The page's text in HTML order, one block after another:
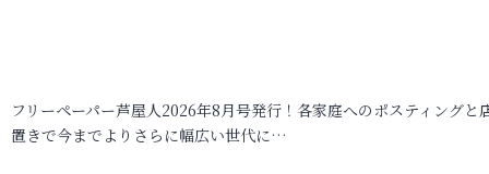
フリーペーパー芦屋人2026年8月号発行！各家庭へのポスティングと
置きで今までよりさらに幅広い世代に…